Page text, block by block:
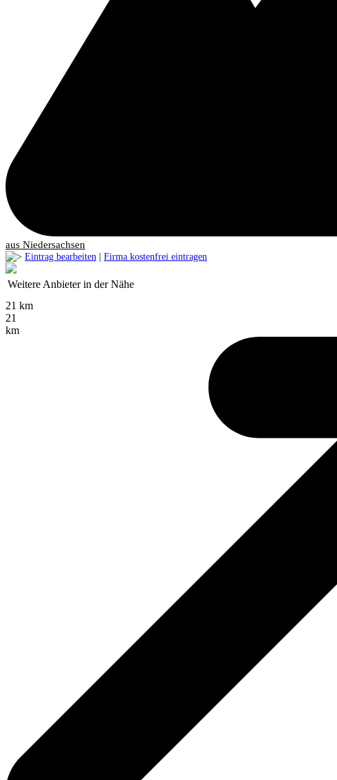
aus Niedersachsen
Eintrag bearbeiten | Firma kostenfrei eintragen
Weitere Anbieter in der Nähe
21 km
21
km